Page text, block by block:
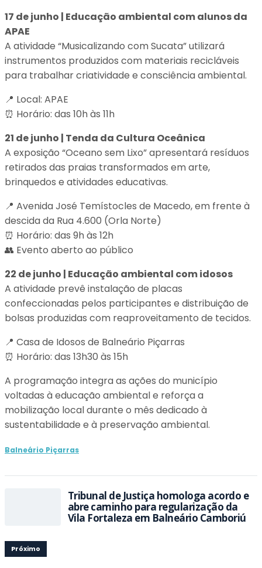
17 de junho | Educação ambiental com alunos da
APAE
A atividade “Musicalizando com Sucata” utilizará
instrumentos produzidos com materiais recicláveis
para trabalhar criatividade e consciência ambiental.
📍 Local: APAE
⏰ Horário: das 10h às 11h
21 de junho | Tenda da Cultura Oceânica
A exposição “Oceano sem Lixo” apresentará resíduos
retirados das praias transformados em arte,
brinquedos e atividades educativas.
📍 Avenida José Temístocles de Macedo, em frente à
descida da Rua 4.600 (Orla Norte)
⏰ Horário: das 9h às 12h
👥 Evento aberto ao público
22 de junho | Educação ambiental com idosos
A atividade prevê instalação de placas
confeccionadas pelos participantes e distribuição de
bolsas produzidas com reaproveitamento de tecidos.
📍 Casa de Idosos de Balneário Piçarras
⏰ Horário: das 13h30 às 15h
A programação integra as ações do município
voltadas à educação ambiental e reforça a
mobilização local durante o mês dedicado à
sustentabilidade e à preservação ambiental.
Balneário Piçarras
Tribunal de Justiça homologa acordo e
abre caminho para regularização da
Vila Fortaleza em Balneário Camboriú
Próximo